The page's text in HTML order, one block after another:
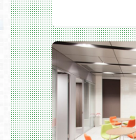
５．コンプライ
・社内啓発活
・Eラーニン
・全社通達作
６．契約審査、
・ゲーム開発
（商品化、映
めとする各種
・プライバシ
ーライセンスア
・取引先の信